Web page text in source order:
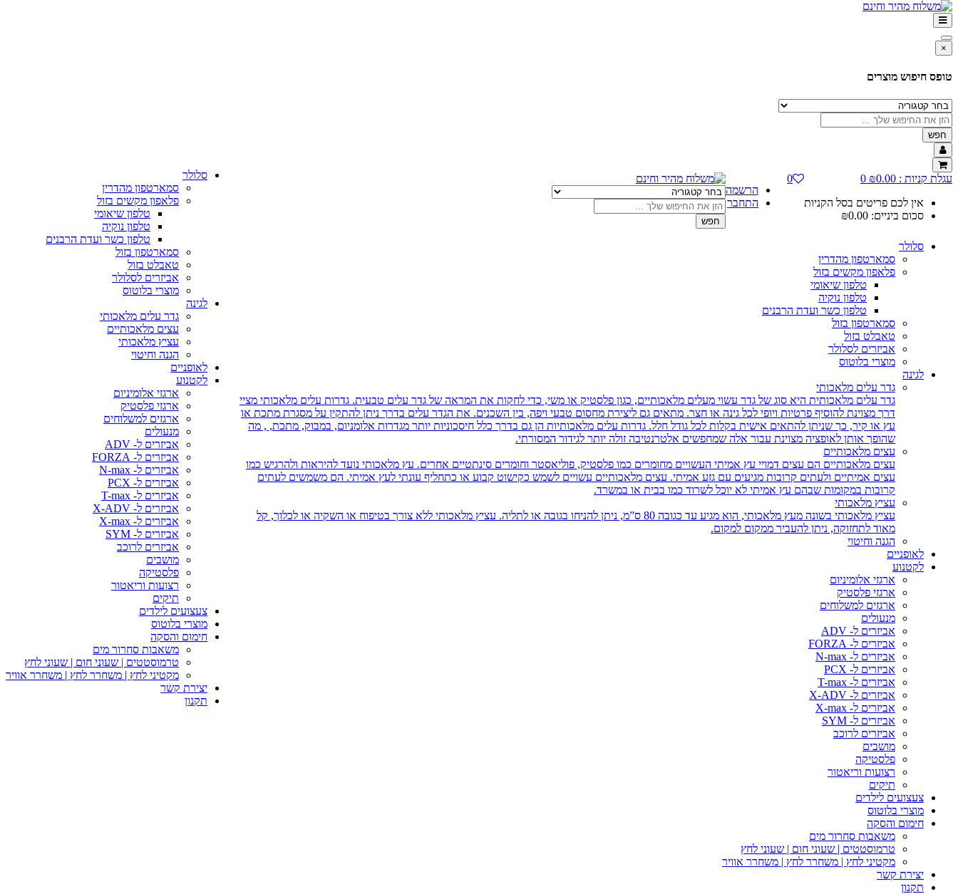
×
טופס חיפוש מוצרים
חפש
סלולר
סמארטפון מהדרין
פלאפון מקשים בזול
טלפון שיאומי
טלפון נוקיה
טלפון כשר ועדת הרבנים
סמארטפון בזול
טאבלט בזול
אביזרים לסלולר
מוצרי בלוטוס
לגינה
גדר עלים מלאכותי
עצים מלאכותיים
עציץ מלאכותי
הגנה וחיטוי
לאופניים
לקטנוע
ארגזי אלומיניום
ארגזי פלסטיק
ארגזים למשלוחים
מנעולים
אביזרים ל- ADV
אביזרים ל- FORZA
אביזרים ל- N-max
אביזרים ל- PCX
אביזרים ל- T-max
אביזרים ל- X-ADV
אביזרים ל- X-max
אביזרים ל- SYM
אביזרים לרוכב
מושבים
פלסטיקה
רצועות וריאטור
תיקים
צעצועים לילדים
מוצרי בלוטוס
חימום והסקה
משאבות סחרור מים
טרמוסטטים | שעוני חום | שעוני לחץ
מקטיני לחץ | משחרר לחץ | משחרר אוויר
יצירת קשר
תקנון
עגלת קניות : ₪0.00
0
אין לכם פריטים בסל הקניות
סכום ביניים:
₪0.00
0
הרשמה
התחבר
חפש
סלולר
סמארטפון מהדרין
פלאפון מקשים בזול
טלפון שיאומי
טלפון נוקיה
טלפון כשר ועדת הרבנים
סמארטפון בזול
טאבלט בזול
אביזרים לסלולר
מוצרי בלוטוס
לגינה
גדר עלים מלאכותי
גדר עלים מלאכותית היא סוג של גדר עשוי מעלים מלאכותיים, כגון פלסטיק או משי, כדי לחקות את המראה של גדר עלים טבעית. גדרות עלים מלאכותי מציי
דרך מצוינת להוסיף פרטיות ויופי לכל גינה או חצר. מתאים גם ליצירת מחסום טבעי ויפה, בין השכנים. את הגדר עלים בדרך ניתן להתקין על מסגרת מתכת או
עץ או קיר, כך שניתן להתאים אישית בקלות לכל גודל חלל. גדרות עלים מלאכותיות הן גם בדרך כלל חיסכוניות יותר מגדרות אלומניום, במבוק, מתכת, , מה
שהופך אותן לאופציה מצוינת עבור אלה שמחפשים אלטרנטיבה זולה יותר לגידור המסורתי.
עצים מלאכותיים
עצים מלאכותיים הם עצים דמויי עץ אמיתי העשויים מחומרים כמו פלסטיק, פוליאסטר וחומרים סינתטיים אחרים. עץ מלאכותי נועד להיראות ולהרגיש כמו
עצים אמיתיים ולעתים קרובות מגיעים עם גזע אמיתי. עצים מלאכותיים עשויים לשמש כקישוט קבוע או כתחליף עונתי לעץ אמיתי. הם משמשים לעתים
קרובות במקומות שבהם עץ אמיתי לא יוכל לשרוד כמו בבית או במשרד.
עציץ מלאכותי
עציץ מלאכותי בשונה מעץ מלאכותי, הוא מגיע עד כגובה 80 ס”מ, ניתן להניחו בגובה או לתליה. עציץ מלאכותי ללא צורך בטיפוח או השקיה או לכלוך, קל
מאוד לתחזוקה, ניתן להעביר ממקום למקום.
הגנה וחיטוי
לאופניים
לקטנוע
ארגזי אלומיניום
ארגזי פלסטיק
ארגזים למשלוחים
מנעולים
אביזרים ל- ADV
אביזרים ל- FORZA
אביזרים ל- N-max
אביזרים ל- PCX
אביזרים ל- T-max
אביזרים ל- X-ADV
אביזרים ל- X-max
אביזרים ל- SYM
אביזרים לרוכב
מושבים
פלסטיקה
רצועות וריאטור
תיקים
צעצועים לילדים
מוצרי בלוטוס
חימום והסקה
משאבות סחרור מים
טרמוסטטים | שעוני חום | שעוני לחץ
מקטיני לחץ | משחרר לחץ | משחרר אוויר
יצירת קשר
תקנון